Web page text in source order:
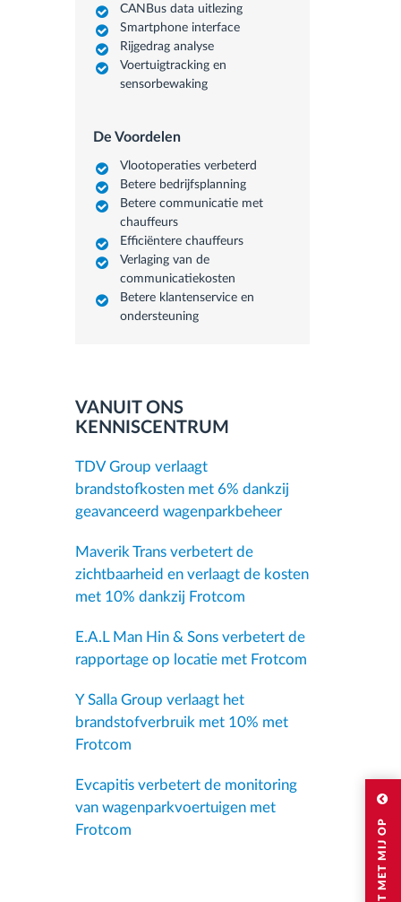
CANBus data uitlezing
Smartphone interface
Rijgedrag analyse
Voertuigtracking en
sensorbewaking
De Voordelen
Vlootoperaties verbeterd
Betere bedrijfsplanning
Betere communicatie met
chauffeurs
Efficiëntere chauffeurs
Verlaging van de
communicatiekosten
Betere klantenservice en
ondersteuning
VANUIT ONS
KENNISCENTRUM
TDV Group verlaagt
brandstofkosten met 6% dankzij
geavanceerd wagenparkbeheer
Maverik Trans verbetert de
zichtbaarheid en verlaagt de kosten
met 10% dankzij Frotcom
E.A.L Man Hin & Sons verbetert de
rapportage op locatie met Frotcom
Y Salla Group verlaagt het
brandstofverbruik met 10% met
Frotcom
Evcapitis verbetert de monitoring
van wagenparkvoertuigen met
Frotcom